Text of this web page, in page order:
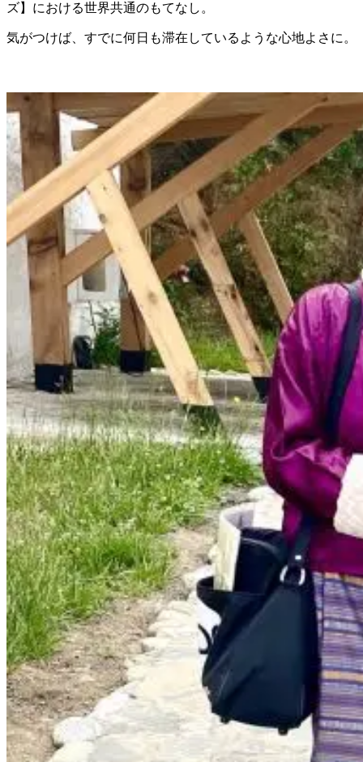
ズ】における世界共通のもてなし。
気がつけば、すでに何日も滞在しているような心地よさに。